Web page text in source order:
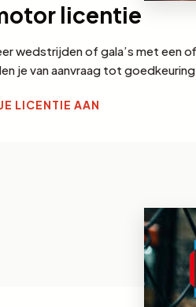
licentie
wedstrijden of gala’s met een
je van aanvraag tot
LICENTIE AAN